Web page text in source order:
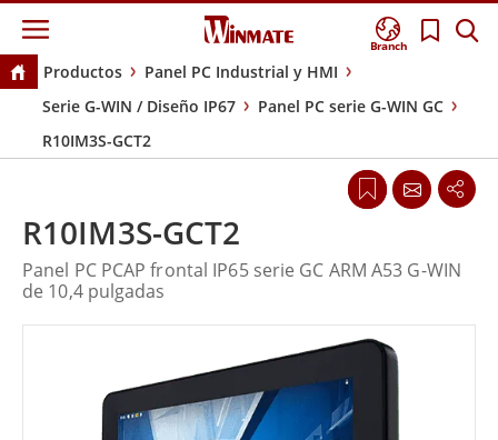
Branch
Productos
Panel PC Industrial y HMI
Serie G-WIN / Diseño IP67
Panel PC serie G-WIN GC
R10IM3S-GCT2
R10IM3S-GCT2
Panel PC PCAP frontal IP65 serie GC ARM A53 G-WIN
de 10,4 pulgadas